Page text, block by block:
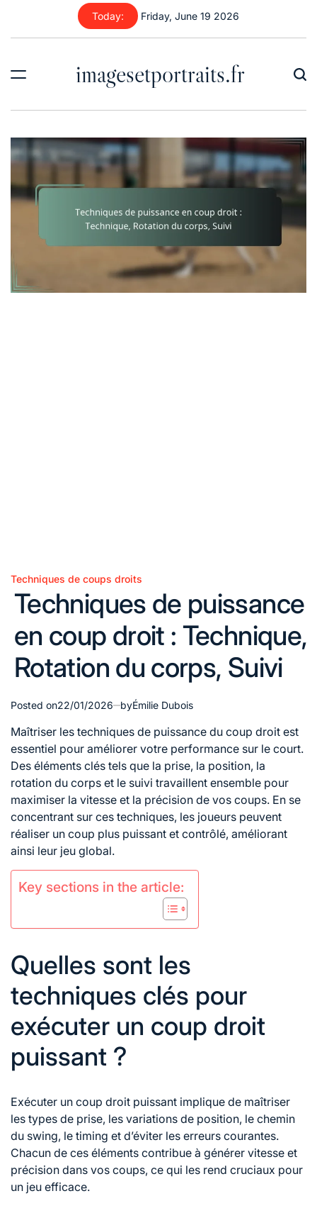
content
Today: Friday, June 19 2026
imagesetportraits.fr
Posted
Techniques de coups droits
Techniques de puissance
en coup droit : Technique,
Rotation du corps, Suivi
Posted on22/01/2026 byÉmilie Dubois
Maîtriser les techniques de puissance du coup droit est
essentiel pour améliorer votre performance sur le court.
Des éléments clés tels que la prise, la position, la
rotation du corps et le suivi travaillent ensemble pour
maximiser la vitesse et la précision de vos coups. En se
concentrant sur ces techniques, les joueurs peuvent
réaliser un coup plus puissant et contrôlé, améliorant
ainsi leur jeu global.
Key sections in the article:
Quelles sont les
techniques clés pour
exécuter un coup droit
puissant ?
Exécuter un coup droit puissant implique de maîtriser
les types de prise, les variations de position, le chemin
du swing, le timing et d’éviter les erreurs courantes.
Chacun de ces éléments contribue à générer vitesse et
précision dans vos coups, ce qui les rend cruciaux pour
un jeu efficace.